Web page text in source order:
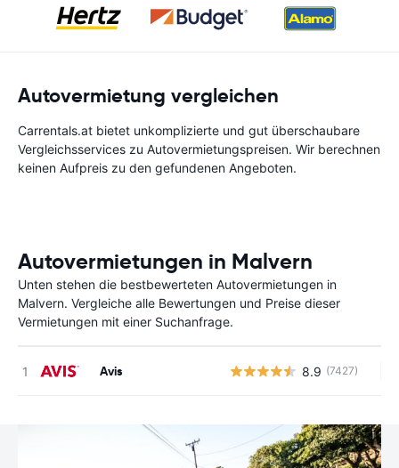
Autovermietung vergleichen
Carrentals.at bietet unkomplizierte und gut überschaubare
Vergleichsservices zu Autovermietungspreisen. Wir berechnen
keinen Aufpreis zu den gefundenen Angeboten.
Autovermietungen in Malvern
Unten stehen die bestbewerteten Autovermietungen in
Malvern. Vergleiche alle Bewertungen und Preise dieser
Vermietungen mit einer Suchanfrage.
Avis 8.9 (7427)